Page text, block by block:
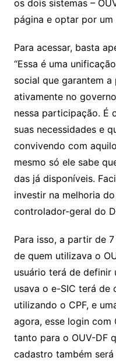
os dois sistemas –
página e optar por um
Para acessar, basta
“Essa é uma
social que garantem
ativamente no
nessa participação. É
suas necessidades e
convivendo com
mesmo só ele sabe
das já disponíveis.
investir na melhoria
controlador-geral do
Para isso, a partir de
de quem utilizava o
usuário terá de definir
usava o e-SIC terá de
utilizando o CPF, e
agora, esse login com
tanto para o OUV-DF
cadastro também